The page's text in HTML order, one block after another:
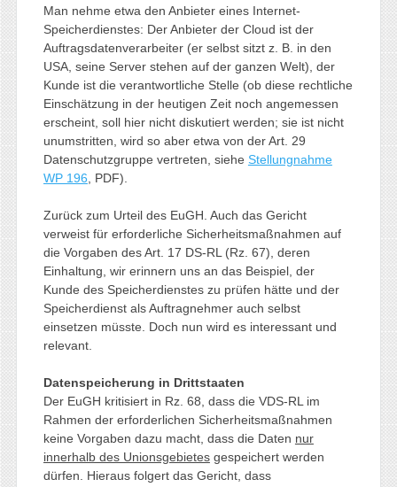
Man nehme etwa den Anbieter eines Internet-
Speicherdienstes: Der Anbieter der Cloud ist der
Auftragsdatenverarbeiter (er selbst sitzt z. B. in den
USA, seine Server stehen auf der ganzen Welt), der
Kunde ist die verantwortliche Stelle (ob diese rechtliche
Einschätzung in der heutigen Zeit noch angemessen
erscheint, soll hier nicht diskutiert werden; sie ist nicht
unumstritten, wird so aber etwa von der Art. 29
Datenschutzgruppe vertreten, siehe Stellungnahme
WP 196 , PDF).
Zurück zum Urteil des EuGH. Auch das Gericht
verweist für erforderliche Sicherheitsmaßnahmen auf
die Vorgaben des Art. 17 DS-RL (Rz. 67), deren
Einhaltung, wir erinnern uns an das Beispiel, der
Kunde des Speicherdienstes zu prüfen hätte und der
Speicherdienst als Auftragnehmer auch selbst
einsetzen müsste. Doch nun wird es interessant und
relevant.
Datenspeicherung in Drittstaaten
Der EuGH kritisiert in Rz. 68, dass die VDS-RL im
Rahmen der erforderlichen Sicherheitsmaßnahmen
keine Vorgaben dazu macht, dass die Daten nur
innerhalb des Unionsgebietesgespeichert werden
dürfen. Hieraus folgert das Gericht, dass